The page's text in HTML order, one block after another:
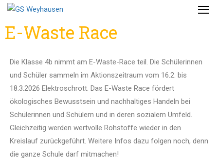
E-Waste Race
Die Klasse 4b nimmt am E-Waste-Race teil. Die Schülerinnen
und Schüler sammeln im Aktionszeitraum vom 16.2. bis
18.3.2026 Elektroschrott. Das E-Waste Race fördert
ökologisches Bewusstsein und nachhaltiges Handeln bei
Schülerinnen und Schülern und in deren sozialem Umfeld.
Gleichzeitig werden wertvolle Rohstoffe wieder in den
Kreislauf zurückgeführt. Weitere Infos dazu folgen noch, denn
die ganze Schule darf mitmachen!